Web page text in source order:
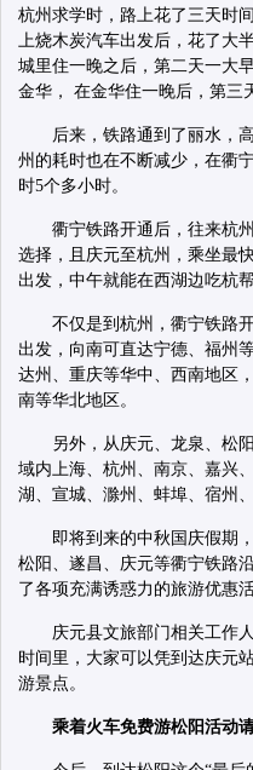
杭州求学时，路上花了三天时
上烧木炭汽车出发后，花了大
城里住一晚之后，第二天一大
金华， 在金华住一晚后，第三
后来，铁路通到了丽水，
州的耗时也在不断减少，在衢
时5个多小时。
衢宁铁路开通后，往来杭
选择，且庆元至杭州，乘坐最
出发，中午就能在西湖边吃杭帮
不仅是到杭州，衢宁铁路
出发，向南可直达宁德、福州
达州、重庆等华中、西南地区
南等华北地区。
另外，从庆元、龙泉、松
域内上海、杭州、南京、嘉兴
湖、宣城、滁州、蚌埠、宿州
即将到来的中秋国庆假期
松阳、遂昌、庆元等衢宁铁路
了各项充满诱惑力的旅游优惠活
庆元县文旅部门相关工作
时间里，大家可以凭到达庆元
游景点。
乘着火车免费游松阳活动